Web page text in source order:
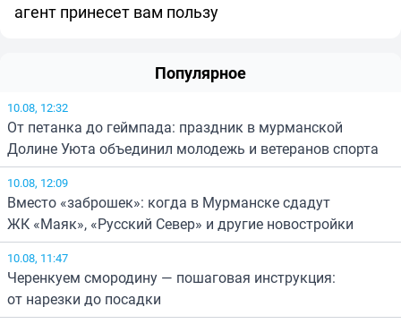
агент принесет вам пользу
Популярное
10.08, 12:32
От петанка до геймпада: праздник в мурманской
Долине Уюта объединил молодежь и ветеранов спорта
10.08, 12:09
Вместо «заброшек»: когда в Мурманске сдадут
ЖК «Маяк», «Русский Север» и другие новостройки
10.08, 11:47
Черенкуем смородину — пошаговая инструкция:
от нарезки до посадки